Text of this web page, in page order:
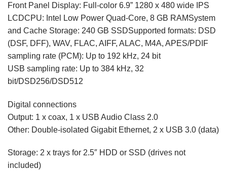
Front Panel Display: Full-color 6.9” 1280 x 480 wide IPS
LCDCPU: Intel Low Power Quad-Core, 8 GB RAMSystem
and Cache Storage: 240 GB SSDSupported formats: DSD
(DSF, DFF), WAV, FLAC, AIFF, ALAC, M4A, APES/PDIF
sampling rate (PCM): Up to 192 kHz, 24 bit
USB sampling rate: Up to 384 kHz, 32
bit/DSD256/DSD512
Digital connections
Output: 1 x coax, 1 x USB Audio Class 2.0
Other: Double-isolated Gigabit Ethernet, 2 x USB 3.0 (data)
Storage: 2 x trays for 2.5″ HDD or SSD (drives not
included)